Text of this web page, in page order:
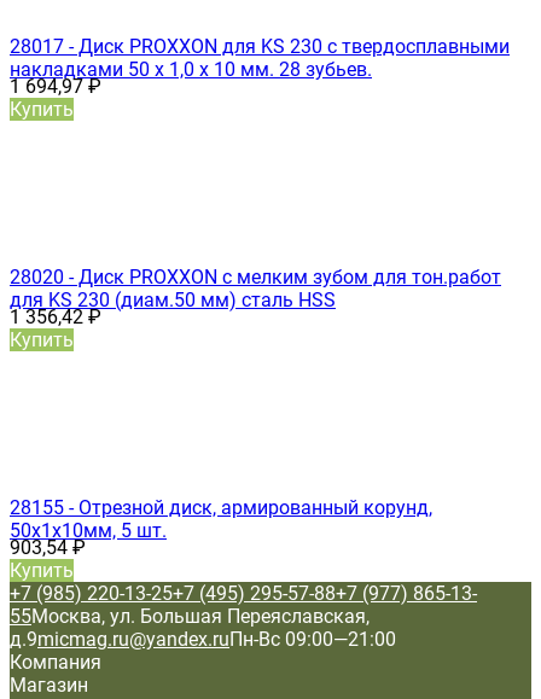
28017 - Диск PROXXON для KS 230 с твердосплавными
накладками 50 х 1,0 х 10 мм. 28 зубьев.
1 694,97₽
Купить
28020 - Диск PROXXON с мелким зубом для тон.работ
для KS 230 (диам.50 мм) сталь HSS
1 356,42₽
Купить
28155 - Отрезной диск, армированный корунд,
50х1х10мм, 5 шт.
903,54₽
Купить
+7 (985) 220-13-25+7 (495) 295-57-88+7 (977) 865-13-
55Москва, ул. Большая Переяславская,
д.9micmag.ru@yandex.ruПн-Вс 09:00—21:00
Компания
Магазин